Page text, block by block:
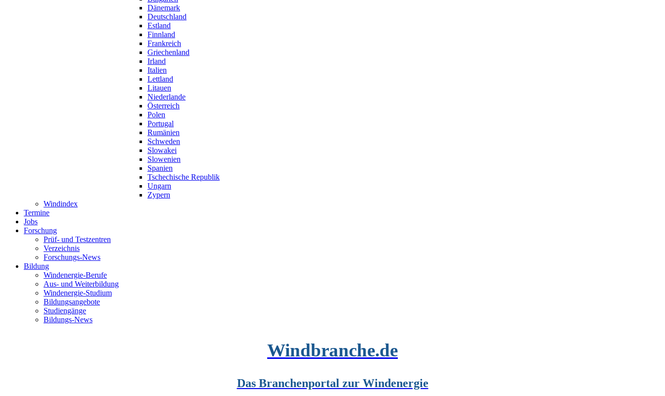
Dänemark
Deutschland
Estland
Finnland
Frankreich
Griechenland
Irland
Italien
Lettland
Litauen
Niederlande
Österreich
Polen
Portugal
Rumänien
Schweden
Slowakei
Slowenien
Spanien
Tschechische Republik
Ungarn
Zypern
Windindex
Termine
Jobs
Forschung
Prüf- und Testzentren
Verzeichnis
Forschungs-News
Bildung
Windenergie-Berufe
Aus- und Weiterbildung
Windenergie-Studium
Bildungsangebote
Studiengänge
Bildungs-News
Windbranche.de
Das Branchenportal zur Windenergie